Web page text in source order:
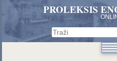
PROLEKSIS